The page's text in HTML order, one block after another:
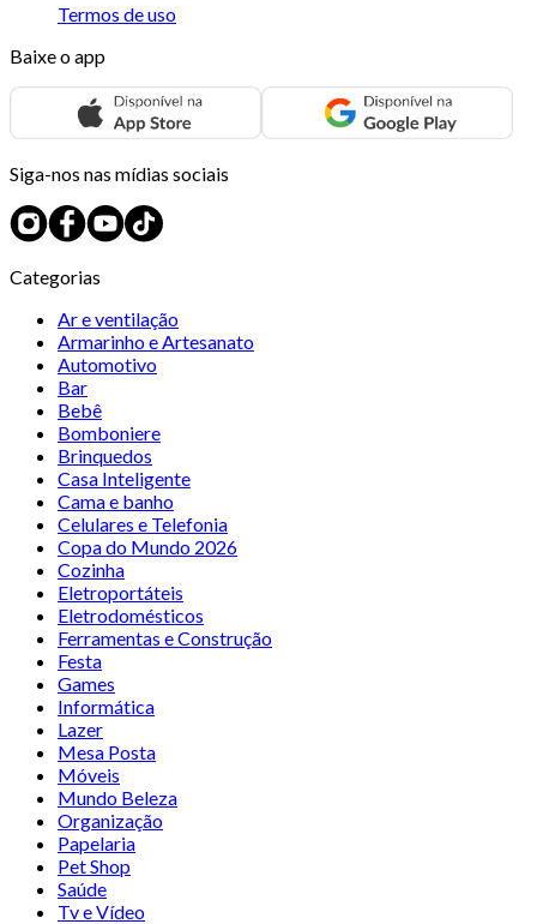
Termos de uso
Baixe o app
Siga-nos nas mídias sociais
Categorias
Ar e ventilação
Armarinho e Artesanato
Automotivo
Bar
Bebê
Bomboniere
Brinquedos
Casa Inteligente
Cama e banho
Celulares e Telefonia
Copa do Mundo 2026
Cozinha
Eletroportáteis
Eletrodomésticos
Ferramentas e Construção
Festa
Games
Informática
Lazer
Mesa Posta
Móveis
Mundo Beleza
Organização
Papelaria
Pet Shop
Saúde
Tv e Vídeo